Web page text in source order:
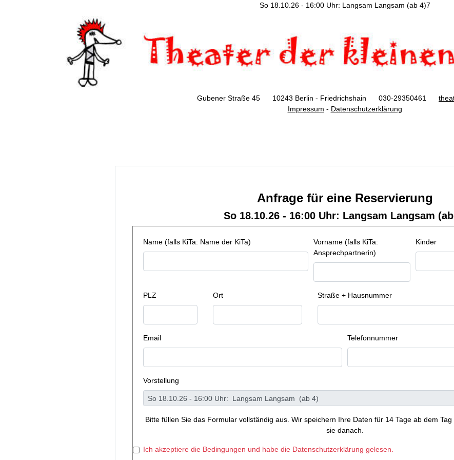
So 18.10.26 - 16:00 Uhr: Langsam Langsam (ab 4)7
Gubener Straße 45 10243 Berlin - Friedrichshain 030-29350461
Impressum - Datenschutzerklärung
Anfrage für eine Reservierung
So 18.10.26 - 16:00 Uhr: Langsam Langsam
Name (falls KiTa: Name der KiTa)
Vorname (falls KiTa:
Ansprechpartnerin)
Kinder
PLZ Ort Straße + Hausnummer
Email Telefonnummer
Vorstellung
Bitte füllen Sie das Formular vollständig aus. Wir speichern Ihre Daten für 14 Tage ab dem
sie danach.
Ich akzeptiere die Bedingungen und habe die Datenschutzerklärung gelesen.